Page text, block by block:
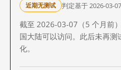
近期无测试 判定基于 2026-03-
截至 2026-03-07（5 个月前
国大陆可以访问。此后未再
化。